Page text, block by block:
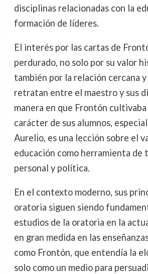
disciplinas relacionadas con la
formación de líderes.
El interés por las cartas de
perdurado, no solo por su valor
también por la relación cercana
retratan entre el maestro y sus
manera en que Frontón
carácter de sus alumnos,
Aurelio, es una lección sobre el
educación como herramienta de
personal y política.
En el contexto moderno, sus
oratoria siguen siendo
estudios de la oratoria en la
en gran medida en las
como Frontón, que entendía la
solo como un medio para